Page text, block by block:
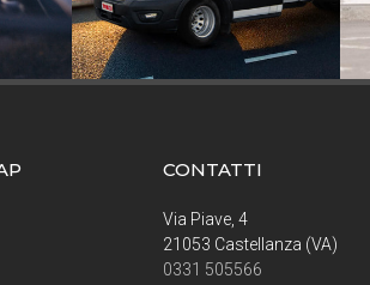
CONTATTI
Via Piave, 4
21053 Castellanza (VA)
0331 505566